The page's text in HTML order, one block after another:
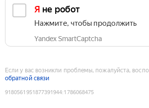
Я не робот
Нажмите, чтобы продолжить
Yandex SmartCaptcha
Если у вас возникли проблемы, пожалуйста,
обратной связи
9180561951877391944:1786068475